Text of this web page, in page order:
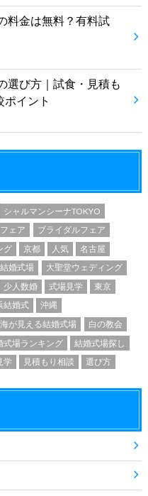
料金は無料？有料試
選び方｜試食・見積も
ポイント
シャルマンシーナTOKYO
フェア
ブライダルフェア
グ 京都 人気
名古屋
婚式場
大聖堂ウェディング
少人数婚 式場見学
東京
結婚式
沖縄
海が見える結婚式場
白の教会
式場ランキング
結婚式場探し
学 見積もり相談 選び方